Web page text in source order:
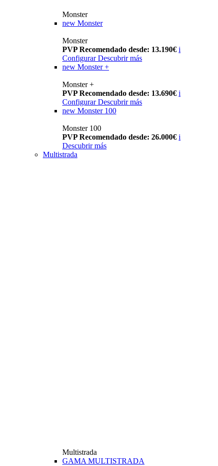
Monster
new Monster
Monster
PVP Recomendado desde: 13.190€ i
Configurar Descubrir más
new Monster +
Monster +
PVP Recomendado desde: 13.690€ i
Configurar Descubrir más
new Monster 100
Monster 100
PVP Recomendado desde: 26.000€ i
Descubrir más
Multistrada
Multistrada
GAMA MULTISTRADA